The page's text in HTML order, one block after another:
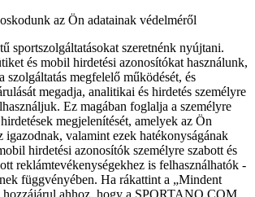
az Ön adatainak védelméről
sportszolgáltatásokat szeretnénk nyújtani.
és mobil hirdetési azonosítókat használunk,
szolgáltatás megfelelő működését, és
megadja, analitikai és hirdetés személyre
Ez magában foglalja a személyre
megjelenítését, amelyek az Ön
igazodnak, valamint ezek hatékonyságának
hirdetési azonosítók személyre szabott és
reklámtevékenységekhez is felhasználhatók -
függvényében. Ha rákattint a „Mindent
hozzájárul ahhoz, hogy a SPORTANO.COM